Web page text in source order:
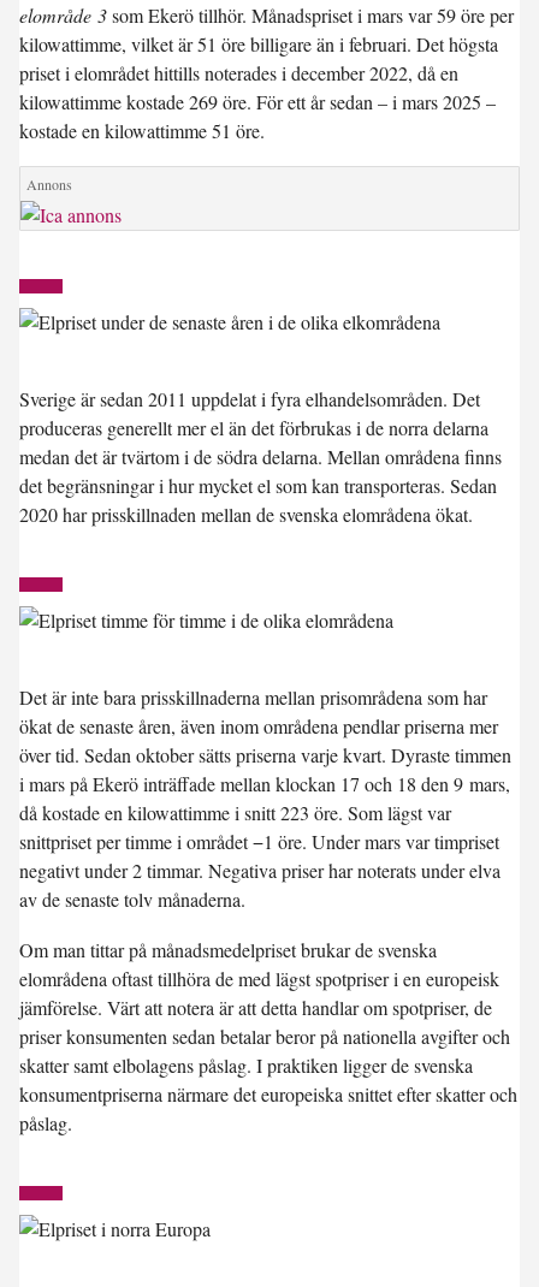
elområde 3som Ekerö tillhör. Månadspriset i mars var59 öre per
kilowattimme, vilket är 51 öre billigare än i februari. Det högsta
priset i elområdet hittills noterades i december 2022, då en
kilowattimme kostade 269 öre. För ett år sedan – i mars 2025 –
kostade en kilowattimme 51 öre.
Sverige är sedan 2011 uppdelat i fyra elhandelsområden. Det
produceras generellt mer el än det förbrukas i de norra delarna
medan det är tvärtom i de södra delarna. Mellan områdena finns
det begränsningar i hur mycket el som kan transporteras. Sedan
2020 har prisskillnaden mellan de svenska elområdena ökat.
Det är inte bara prisskillnaderna mellan prisområdena som har
ökat de senaste åren, även inom områdena pendlar priserna mer
över tid. Sedan oktober sätts priserna varje kvart. Dyraste timmen
i mars på Ekerö inträffade mellan klockan 17 och 18 den 9 mars,
då kostade en kilowattimme i snitt 223 öre. Som lägst var
snittpriset per timme i området −1 öre. Under mars var timpriset
negativt under 2 timmar. Negativa priser har noterats under elva
av de senaste tolv månaderna.
Om man tittar på månadsmedelpriset brukar de svenska
elområdena oftast tillhöra de med lägst spotpriser i en europeisk
jämförelse. Värt att notera är att detta handlar om spotpriser, de
priser konsumenten sedan betalar beror på nationella avgifter och
skatter samt elbolagens påslag. I praktiken ligger de svenska
konsumentpriserna närmare det europeiska snittet efter skatter och
påslag.